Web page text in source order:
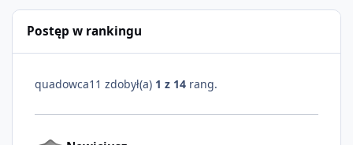
Postęp w rankingu
quadowca11 zdobył(a) 1 z 14 rang.